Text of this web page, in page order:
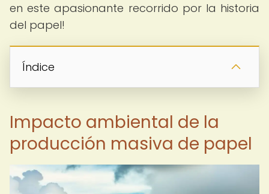
en este apasionante recorrido por la historia
del papel!
Índice
Impacto ambiental de la
producción masiva de papel